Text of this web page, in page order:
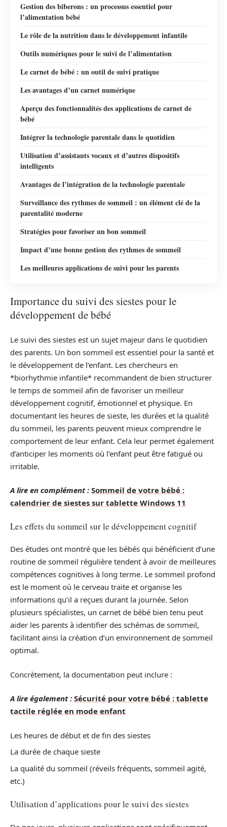
Gestion des biberons : un processus essentiel pour
l’alimentation bébé
Le rôle de la nutrition dans le développement infantile
Outils numériques pour le suivi de l’alimentation
Le carnet de bébé : un outil de suivi pratique
Les avantages d’un carnet numérique
Aperçu des fonctionnalités des applications de carnet de
bébé
Intégrer la technologie parentale dans le quotidien
Utilisation d’assistants vocaux et d’autres dispositifs
intelligents
Avantages de l’intégration de la technologie parentale
Surveillance des rythmes de sommeil : un élément clé de la
parentalité moderne
Stratégies pour favoriser un bon sommeil
Impact d’une bonne gestion des rythmes de sommeil
Les meilleures applications de suivi pour les parents
Importance du suivi des siestes pour le
développement de bébé
Le suivi des siestes est un sujet majeur dans le quotidien
des parents. Un bon sommeil est essentiel pour la santé et
le développement de l’enfant. Les chercheurs en
*biorhythmie infantile* recommandent de bien structurer
le temps de sommeil afin de favoriser un meilleur
développement cognitif, émotionnel et physique. En
documentant les heures de sieste, les durées et la qualité
du sommeil, les parents peuvent mieux comprendre le
comportement de leur enfant. Cela leur permet également
d’anticiper les moments où l’enfant peut être fatigué ou
irritable.
A lire en complément : Sommeil de votre bébé :
calendrier de siestes sur tablette Windows 11
Les effets du sommeil sur le développement cognitif
Des études ont montré que les bébés qui bénéficient d’une
routine de sommeil régulière tendent à avoir de meilleures
compétences cognitives à long terme. Le sommeil profond
est le moment où le cerveau traite et organise les
informations qu’il a reçues durant la journée. Selon
plusieurs spécialistes, un carnet de bébé bien tenu peut
aider les parents à identifier des schémas de sommeil,
facilitant ainsi la création d’un environnement de sommeil
optimal.
Concrètement, la documentation peut inclure :
A lire également : Sécurité pour votre bébé : tablette
tactile réglée en mode enfant
Les heures de début et de fin des siestes
La durée de chaque sieste
La qualité du sommeil (réveils fréquents, sommeil agité,
etc.)
Utilisation d’applications pour le suivi des siestes